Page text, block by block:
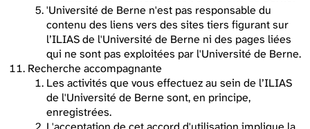
'Université de Berne n'est pas responsable du
contenu des liens vers des sites tiers figurant sur
l’ILIAS de l'Université de Berne ni des pages liées
qui ne sont pas exploitées par l'Université de Berne.
Recherche accompagnante
Les activités que vous effectuez au sein de l’ILIAS
de l'Université de Berne sont, en principe,
enregistrées.